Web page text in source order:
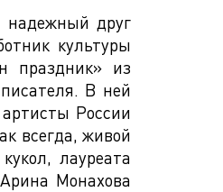
надежный друг
культуры
праздник» из
В ней
России
всегда, живой
лауреата
Монахова